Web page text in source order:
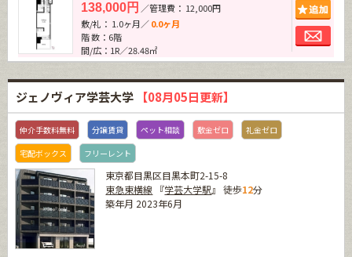
138,000円 ／管理費： 12,000円
敷/礼： 1.0ヶ月／0.0ヶ月
階 数：6階
間/広：1R／28.48㎡
ジェノヴィア学芸大学 【08月05日更新】
仲介手数料無料 分譲賃貸 ペット相談 敷金ゼロ
礼金ゼロ
宅配ボックス
フリーレント
東京都目黒区目黒本町2-15-8
東急東横線 『学芸大学駅』 徒歩12分
築年月 2023年6月